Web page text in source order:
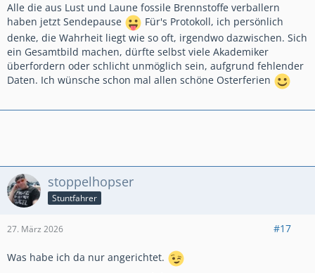
Alle die aus Lust und Laune fossile Brennstoffe verballern
haben jetzt Sendepause
Für's Protokoll, ich persönlich
denke, die Wahrheit liegt wie so oft, irgendwo dazwischen. Sich
ein Gesamtbild machen, dürfte selbst viele Akademiker
überfordern oder schlicht unmöglich sein, aufgrund fehlender
Daten. Ich wünsche schon mal allen schöne Osterferien
stoppelhopser
Stuntfahrer
27. März 2026 #17
Was habe ich da nur angerichtet.